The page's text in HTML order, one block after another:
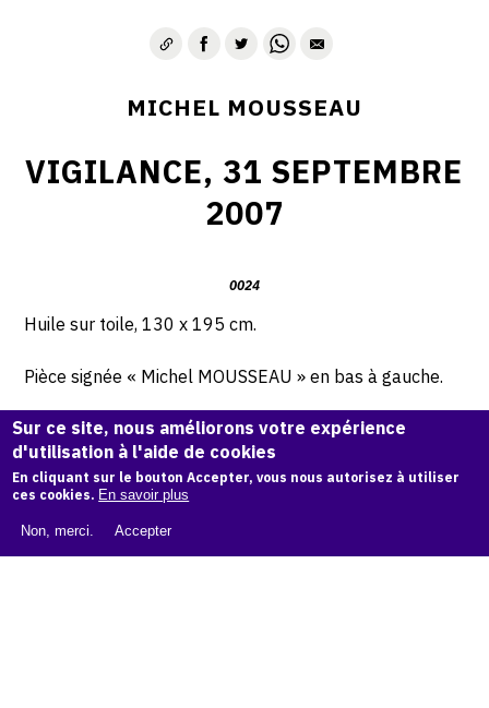
MICHEL MOUSSEAU
VIGILANCE, 31 SEPTEMBRE
2007
0024
Huile sur toile, 130 x 195 cm.
Pièce signée « Michel MOUSSEAU » en bas à gauche.
Oeuvre numérotée, signée, datée et située atelier de la
rue « Marchal » à Paris au dos de la main de l’artiste.
Demande d'information
Sur ce site, nous améliorons votre expérience
d'utilisation à l'aide de cookies
En cliquant sur le bouton Accepter, vous nous autorisez à utiliser
ces cookies. En savoir plus
Non, merci. Accepter